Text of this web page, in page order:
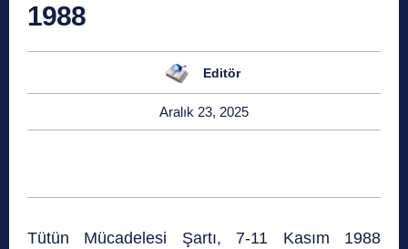
1988
Editör
Aralık 23, 2025
Tütün Mücadelesi Şartı, 7-11 Kasım 1988